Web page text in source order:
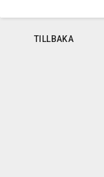
TILLBAKA